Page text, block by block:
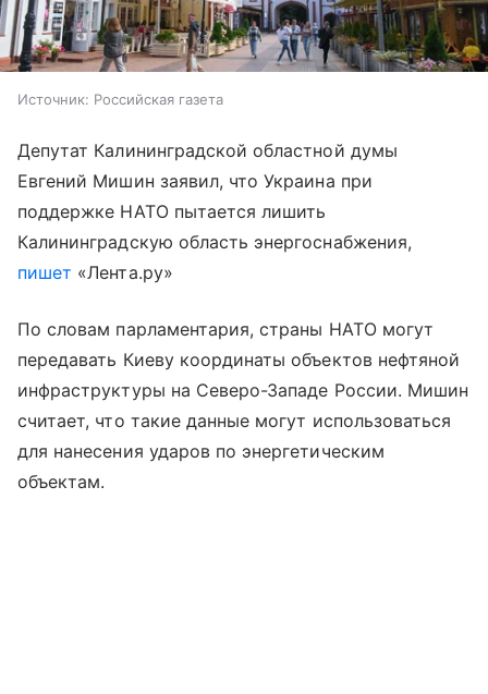
Источник: Российская газета
Депутат Калининградской областной думы
Евгений Мишин заявил, что Украина при
поддержке НАТО пытается лишить
Калининградскую область энергоснабжения,
пишет «Лента.ру»
По словам парламентария, страны НАТО могут
передавать Киеву координаты объектов нефтяной
инфраструктуры на Северо-Западе России. Мишин
считает, что такие данные могут использоваться
для нанесения ударов по энергетическим
объектам.